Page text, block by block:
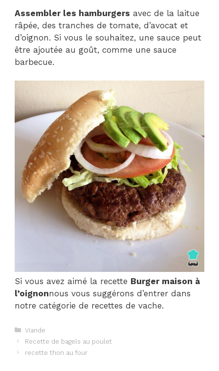
Assembler les hamburgers avec de la laitue
râpée, des tranches de tomate, d’avocat et
d’oignon. Si vous le souhaitez, une sauce peut
être ajoutée au goût, comme une sauce
barbecue.
Si vous avez aimé la recette Burger maison à
l’oignonnous vous suggérons d’entrer dans
notre catégorie de recettes de vache.
Catégories
Viande
Navigation
des
Recette de bagels au poulet
recette thon au four